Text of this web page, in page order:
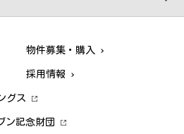
物件募集・購入
採用情報
グス
ン記念財団